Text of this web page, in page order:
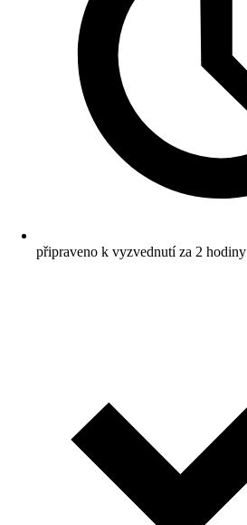
připraveno k vyzvednutí za 2 hodiny